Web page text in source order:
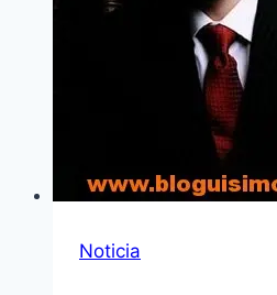
Noticia